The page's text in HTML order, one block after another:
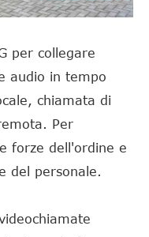
per collegare
audio in tempo
chiamata di
Per
forze dell'ordine e
del personale.